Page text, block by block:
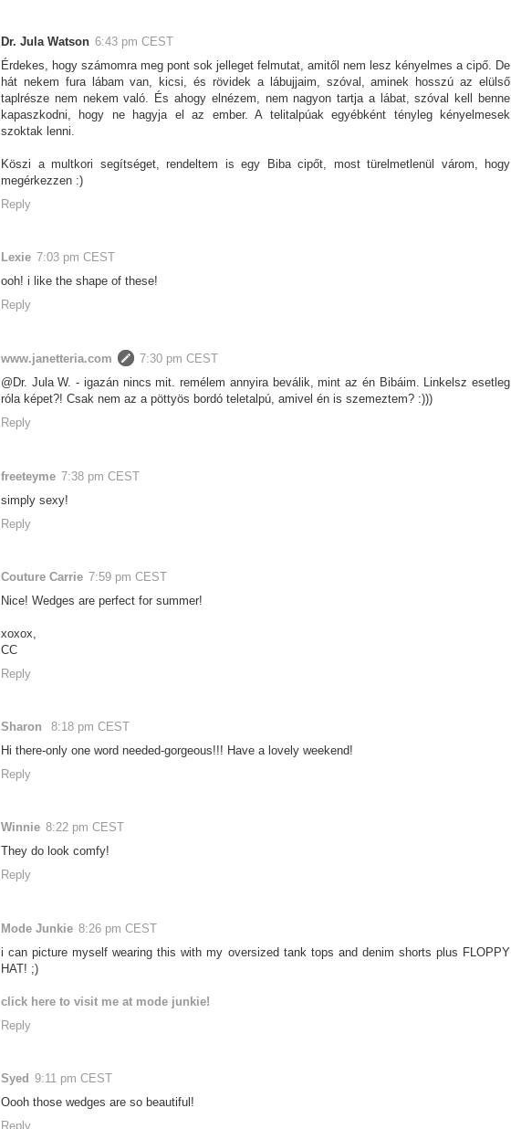
Dr. Jula Watson 6:43 pm CEST
Érdekes, hogy számomra meg pont sok jelleget felmutat, amitől nem lesz kényelmes a cipő. De
hát nekem fura lábam van, kicsi, és rövidek a lábujjaim, szóval, aminek hosszú az elülső
taplrésze nem nekem való. És ahogy elnézem, nem nagyon tartja a lábat, szóval kell benne
kapaszkodni, hogy ne hagyja el az ember. A telitalpúak egyébként tényleg kényelmesek
szoktak lenni.
Köszi a multkori segítséget, rendeltem is egy Biba cipőt, most türelmetlenül várom, hogy
megérkezzen :)
Reply
Lexie 7:03 pm CEST
ooh! i like the shape of these!
Reply
www.janetteria.com
7:30 pm CEST
@Dr. Jula W. - igazán nincs mit. remélem annyira beválik, mint az én Bibáim. Linkelsz esetleg
róla képet?! Csak nem az a pöttyös bordó teletalpú, amivel én is szemeztem? :)))
Reply
freeteyme 7:38 pm CEST
simply sexy!
Reply
Couture Carrie 7:59 pm CEST
Nice! Wedges are perfect for summer!
xoxox,
CC
Reply
Sharon
8:18 pm CEST
Hi there-only one word needed-gorgeous!!! Have a lovely weekend!
Reply
Winnie 8:22 pm CEST
They do look comfy!
Reply
Mode Junkie 8:26 pm CEST
i can picture myself wearing this with my oversized tank tops and denim shorts plus FLOPPY
HAT! ;)
click here to visit me at mode junkie!
Reply
Syed 9:11 pm CEST
Oooh those wedges are so beautiful!
Reply